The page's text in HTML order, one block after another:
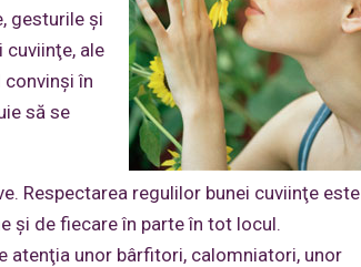
gesturile şi
ale
în
să se
Respectarea regulilor bunei cuviinţe este
şi de fiecare în parte în tot locul.
atenţia unor bârfitori, calomniatori, unor